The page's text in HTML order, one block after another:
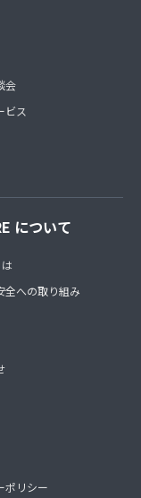
会
ビス
について
全への取り組み
ポリシー